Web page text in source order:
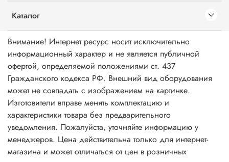
Каталог
Внимание! Интернет ресурс носит исключительно
информационный характер и не является публичной
офертой, определяемой положениями ст. 437
Гражданского кодекса РФ. Внешний вид оборудования
может не совпадать с изображением на картинке.
Изготовители вправе менять комплектацию и
характеристики товара без предварительного
уведомления. Пожалуйста, уточняйте информацию у
менеджеров. Цена действительна только для интернет-
магазина и может отличаться от цен в розничных